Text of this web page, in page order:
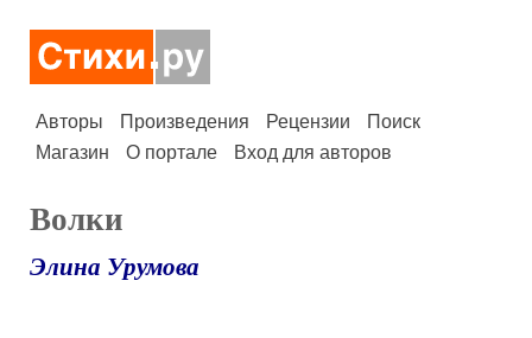
Авторы Произведения Рецензии
Поиск
Магазин
О портале Вход для авторов
Волки
Элина Урумова